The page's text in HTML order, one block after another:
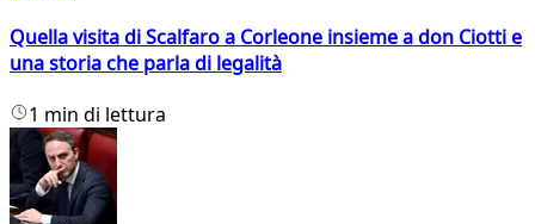
Quella visita di Scalfaro a Corleone insieme a don Ciotti e
una storia che parla di legalità
1 min di lettura